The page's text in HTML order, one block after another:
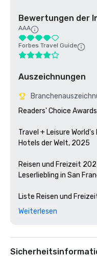
Bewertungen der
AAA
Forbes Travel Guide
Auszeichnungen
Readers' Choice
Travel + Leisure
Hotels der Welt, 2025
Reisen und Freizeit
Leserliebling in San
Liste Reisen und
Hotels der Welt)
Die besten Bars in
Weiterlesen